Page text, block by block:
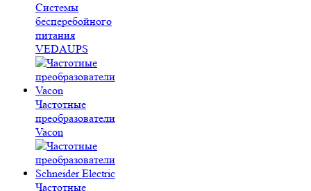
Системы
бесперебойного
питания
VEDAUPS
Частотные
преобразователи
Vacon
Частотные